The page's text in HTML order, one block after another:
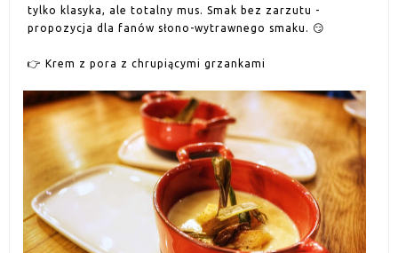
tylko klasyka, ale totalny mus. Smak bez zarzutu -
propozycja dla fanów słono-wytrawnego smaku. 😏
👉 Krem z pora z chrupiącymi grzankami